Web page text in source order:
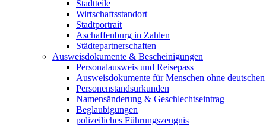
Stadtteile
Wirtschaftsstandort
Stadtportrait
Aschaffenburg in Zahlen
Städtepartnerschaften
Ausweisdokumente & Bescheinigungen
Personalausweis und Reisepass
Ausweisdokumente für Menschen ohne deutschen
Personenstandsurkunden
Namensänderung & Geschlechtseintrag
Beglaubigungen
polizeiliches Führungszeugnis